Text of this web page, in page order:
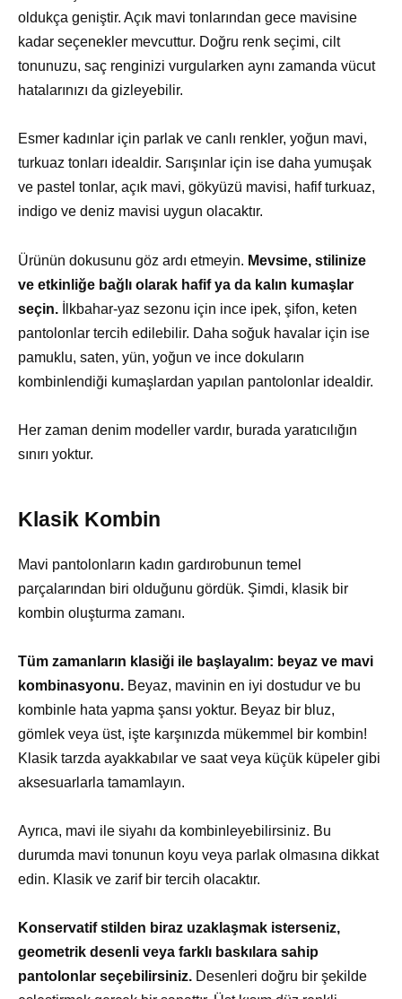
oldukça geniştir. Açık mavi tonlarından gece mavisine
kadar seçenekler mevcuttur. Doğru renk seçimi, cilt
tonunuzu, saç renginizi vurgularken aynı zamanda vücut
hatalarınızı da gizleyebilir.
Esmer kadınlar için parlak ve canlı renkler, yoğun mavi,
turkuaz tonları idealdir. Sarışınlar için ise daha yumuşak
ve pastel tonlar, açık mavi, gökyüzü mavisi, hafif turkuaz,
indigo ve deniz mavisi uygun olacaktır.
Ürünün dokusunu göz ardı etmeyin. Mevsime, stilinize
ve etkinliğe bağlı olarak hafif ya da kalın kumaşlar
seçin. İlkbahar-yaz sezonu için ince ipek, şifon, keten
pantolonlar tercih edilebilir. Daha soğuk havalar için ise
pamuklu, saten, yün, yoğun ve ince dokuların
kombinlendiği kumaşlardan yapılan pantolonlar idealdir.
Her zaman denim modeller vardır, burada yaratıcılığın
sınırı yoktur.
Klasik Kombin
Mavi pantolonların kadın gardırobunun temel
parçalarından biri olduğunu gördük. Şimdi, klasik bir
kombin oluşturma zamanı.
Tüm zamanların klasiği ile başlayalım: beyaz ve mavi
kombinasyonu. Beyaz, mavinin en iyi dostudur ve bu
kombinle hata yapma şansı yoktur. Beyaz bir bluz,
gömlek veya üst, işte karşınızda mükemmel bir kombin!
Klasik tarzda ayakkabılar ve saat veya küçük küpeler gibi
aksesuarlarla tamamlayın.
Ayrıca, mavi ile siyahı da kombinleyebilirsiniz. Bu
durumda mavi tonunun koyu veya parlak olmasına dikkat
edin. Klasik ve zarif bir tercih olacaktır.
Konservatif stilden biraz uzaklaşmak isterseniz,
geometrik desenli veya farklı baskılara sahip
pantolonlar seçebilirsiniz. Desenleri doğru bir şekilde